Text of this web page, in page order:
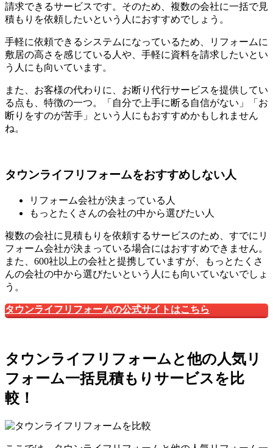
請求できるサービスです。そのため、複数の会社に一括で見
積もりを依頼したいという人におすすめでしょう。
手軽に依頼できるシステムになっているため、リフォームに
敷居の高さを感じている人や、手軽に資料を請求したいとい
う人にも向いています。
また、お客様の代わりに、お断り代行サービスを提供してい
る点も、特徴の一つ。「自分で上手に断る自信がない」「お
断りをすのが苦手」という人にもおすすめかもしれません
ね。
タウンライフリフォームをおすすめしない人
リフォーム会社が決まっている人
もっとたくさんの会社の中から選びたい人
複数の会社に見積もりを依頼するサービスのため、すでにリ
フォーム会社が決まっている場合にはおすすめできません。
また、600社以上の会社と提携していますが、もっとたくさ
んの会社の中から選びたいという人にも向いていないでしょ
う。
タウンライフリフォームの公式サイトはこちら
タウンライフリフォームと他の人気リ
フォーム一括見積もりサービスを比
較！